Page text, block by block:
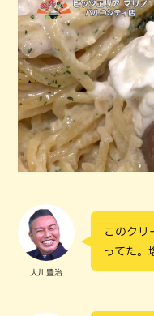
大川豊治
このクリ
ってた。